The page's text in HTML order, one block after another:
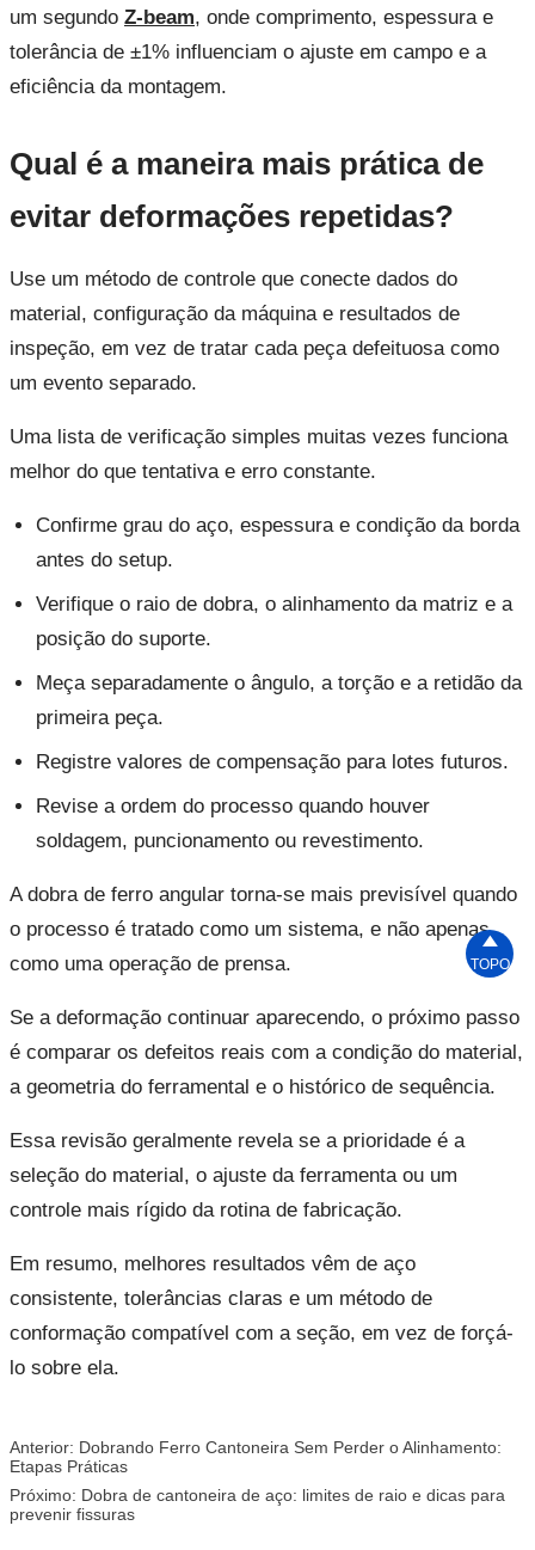
um segundo Z-beam, onde comprimento, espessura e
tolerância de ±1% influenciam o ajuste em campo e a
eficiência da montagem.
Qual é a maneira mais prática de
evitar deformações repetidas?
Use um método de controle que conecte dados do
material, configuração da máquina e resultados de
inspeção, em vez de tratar cada peça defeituosa como
um evento separado.
Uma lista de verificação simples muitas vezes funciona
melhor do que tentativa e erro constante.
Confirme grau do aço, espessura e condição da borda
antes do setup.
Verifique o raio de dobra, o alinhamento da matriz e a
posição do suporte.
Meça separadamente o ângulo, a torção e a retidão da
primeira peça.
Registre valores de compensação para lotes futuros.
Revise a ordem do processo quando houver
soldagem, puncionamento ou revestimento.
A dobra de ferro angular torna-se mais previsível quando
o processo é tratado como um sistema, e não apenas
como uma operação de prensa.
Se a deformação continuar aparecendo, o próximo passo
é comparar os defeitos reais com a condição do material,
a geometria do ferramental e o histórico de sequência.
Essa revisão geralmente revela se a prioridade é a
seleção do material, o ajuste da ferramenta ou um
controle mais rígido da rotina de fabricação.
Em resumo, melhores resultados vêm de aço
consistente, tolerâncias claras e um método de
conformação compatível com a seção, em vez de forçá-
lo sobre ela.
Anterior: Dobrando Ferro Cantoneira Sem Perder o Alinhamento:
Etapas Práticas
Próximo: Dobra de cantoneira de aço: limites de raio e dicas para
prevenir fissuras

TOPO